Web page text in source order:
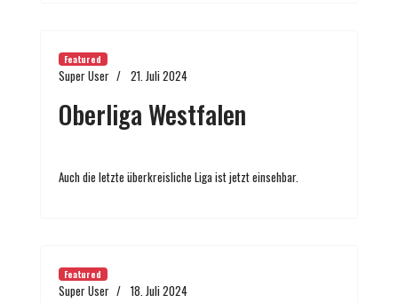
Featured
Super User 21. Juli 2024
Oberliga Westfalen
Auch die letzte überkreisliche Liga ist jetzt einsehbar.
Featured
Super User 18. Juli 2024